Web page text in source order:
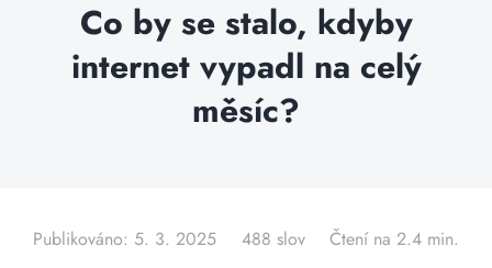
Balíčky internetu
Více o internetu
Televize
Co by se stalo, kdyby
internet vypadl na celý
měsíc?
Publikováno: 5. 3. 2025 488 slov Čtení na 2.4 min.